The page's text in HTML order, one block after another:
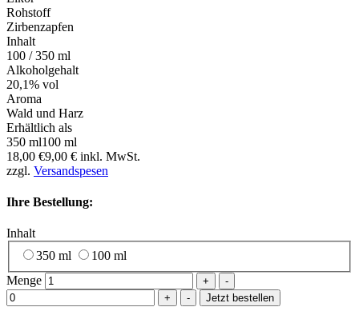
Rohstoff
Zirbenzapfen
Inhalt
100 / 350 ml
Alkoholgehalt
20,1% vol
Aroma
Wald und Harz
Erhältlich als
350 ml100 ml
18,00 €9,00 € inkl. MwSt.
zzgl. Versandspesen
Ihre Bestellung:
Inhalt
350 ml
100 ml
Menge
+
-
+
-